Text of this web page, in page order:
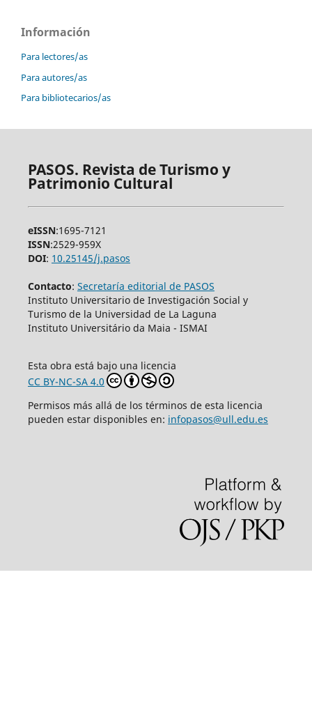
Información
Para lectores/as
Para autores/as
Para bibliotecarios/as
PASOS. Revista de Turismo y
Patrimonio Cultural
eISSN:1695-7121
ISSN:2529-959X
DOI: 10.25145/j.pasos
Contacto: Secretaría editorial de PASOS
Instituto Universitario de Investigación Social y
Turismo de la Universidad de La Laguna
Instituto Universitário da Maia - ISMAI
Esta obra está bajo una licencia
CC BY-NC-SA 4.0
Permisos más allá de los términos de esta licencia
pueden estar disponibles en: infopasos@ull.edu.es